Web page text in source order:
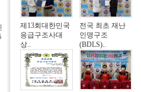
제13회대한민국
응급구조사대
상..
전국 최초 재난
인명구조
(BDLS)..